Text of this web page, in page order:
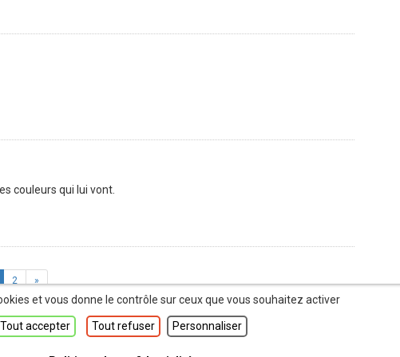
couleurs qui lui vont.
2 »
et vous donne le contrôle sur ceux que vous souhaitez activer
Tout accepter Tout refuser Personnaliser